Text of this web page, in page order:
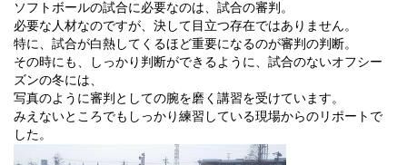
ソフトボールの試合に必要なのは、試合の審判。
必要な人材なのですが、決して目立つ存在ではありません。
特に、試合が白熱してくるほど重要になるのが審判の判断。
その時にも、しっかり判断ができるように、試合のないオフシー
ズンの冬には、
写真のように審判としての腕を磨く講習を受けています。
みえないところでもしっかり練習している現場からのリポートで
した。